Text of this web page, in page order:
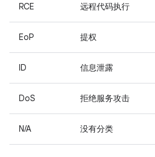
RCE 远程代码执行
EoP 提权
ID 信息泄露
DoS 拒绝服务攻击
N/A 没有分类